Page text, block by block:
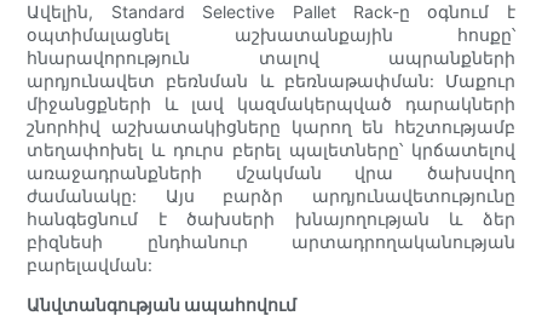
Ավելին, Standard Selective Pallet Rack-ը օգնում է
օպտիմալացնել աշխատանքային հոսքը՝
հնարավորություն տալով ապրանքների
արդյունավետ բեռնման և բեռնաթափման: Մաքուր
միջանցքների և լավ կազմակերպված դարակների
շնորհիվ աշխատակիցները կարող են հեշտությամբ
տեղափոխել և դուրս բերել պալետները՝ կրճատելով
առաջադրանքների մշակման վրա ծախսվող
ժամանակը: Այս բարձր արդյունավետությունը
հանգեցնում է ծախսերի խնայողության և ձեր
բիզնեսի ընդհանուր արտադրողականության
բարելավման:
Անվտանգության ապահովում